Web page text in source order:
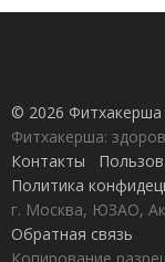
© 2026 Фитхакерша
Фитхакерша:
Контакты
Политика
г. Москва, ЮЗАО,
Обратная связь